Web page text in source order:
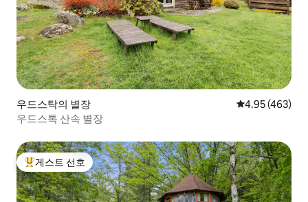
우드스탁의 별장 평점 4.95점(5
4.95 (463)
우드스톡 산속 별장
상위 게스트 선호
게스트 선호